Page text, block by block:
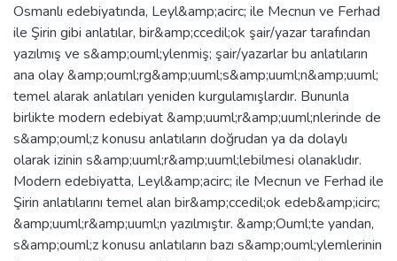
Osmanlı edebiyatında, Leyl&amp;acirc; ile Mecnun ve Ferhad
ile Şirin gibi anlatılar, bir&amp;ccedil;ok şair/yazar tarafından
yazılmış ve s&amp;ouml;ylenmiş; şair/yazarlar bu anlatıların
ana olay &amp;ouml;rg&amp;uuml;s&amp;uuml;n&amp;uuml;
temel alarak anlatıları yeniden kurgulamışlardır. Bununla
birlikte modern edebiyat &amp;uuml;r&amp;uuml;nlerinde de
s&amp;ouml;z konusu anlatıların doğrudan ya da dolaylı
olarak izinin s&amp;uuml;r&amp;uuml;lebilmesi olanaklıdır.
Modern edebiyatta, Leyl&amp;acirc; ile Mecnun ve Ferhad ile
Şirin anlatılarını temel alan bir&amp;ccedil;ok edeb&amp;icirc;
&amp;uuml;r&amp;uuml;n yazılmıştır. &amp;Ouml;te yandan,
s&amp;ouml;z konusu anlatıların bazı s&amp;ouml;ylemlerinin